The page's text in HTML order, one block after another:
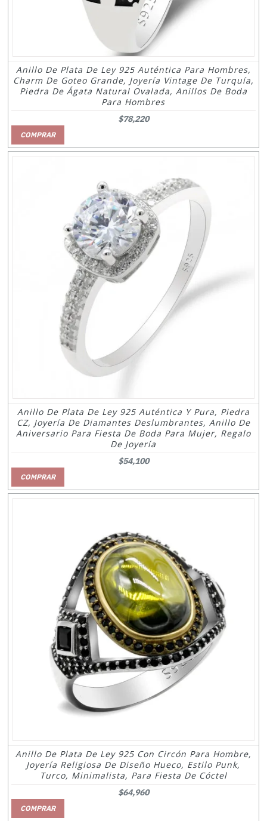
Anillo De Plata De Ley 925 Auténtica Para Hombres,
Charm De Goteo Grande, Joyería Vintage De Turquía,
Piedra De Ágata Natural Ovalada, Anillos De Boda
Para Hombres
$78,220
COMPRAR
Anillo De Plata De Ley 925 Auténtica Y Pura, Piedra
CZ, Joyería De Diamantes Deslumbrantes, Anillo De
Aniversario Para Fiesta De Boda Para Mujer, Regalo
De Joyería
$54,100
COMPRAR
Anillo De Plata De Ley 925 Con Circón Para Hombre,
Joyería Religiosa De Diseño Hueco, Estilo Punk,
Turco, Minimalista, Para Fiesta De Cóctel
$64,960
COMPRAR